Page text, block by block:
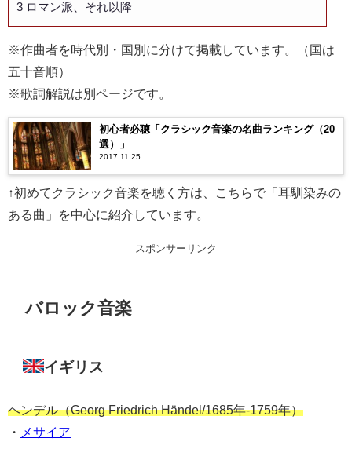
3 ロマン派、それ以降
※作曲者を時代別・国別に分けて掲載しています。（国は
五十音順）
※歌詞解説は別ページです。
初心者必聴「クラシック音楽の名曲ランキング（20
選）」
2017.11.25
↑初めてクラシック音楽を聴く方は、こちらで「耳馴染みの
ある曲」を中心に紹介しています。
スポンサーリンク
バロック音楽
イギリス
ヘンデル（Georg Friedrich Händel/1685年-1759年）
・
メサイア